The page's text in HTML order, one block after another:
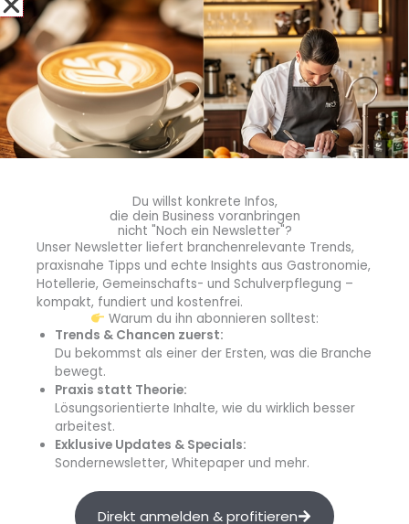
Liebe zur französischen Küche und seine Präzision auf
den Teller – modern interpretiert, aber stets mit Respekt
vor der Tradition.
Quelle: Steigenberger Hotels
Widmann’s
Alb.leben erlebt
Generationswechsel
Im Widmann’s Alb.lebenbeginnt
Du willst konkrete Infos,
die dein Business voranbringen
nicht "Noch ein Newsletter"?
Unser Newsletter liefert branchenrelevante Trends,
praxisnahe Tipps und echte Insights aus Gastronomie,
Hotellerie, Gemeinschafts- und Schulverpflegung –
kompakt, fundiert und kostenfrei.
Warum du ihn abonnieren solltest:
Trends & Chancen zuerst:
Du bekommst als einer der Ersten, was die Branche
bewegt.
Praxis statt Theorie:
Lösungsorientierte Inhalte, wie du wirklich besser
arbeitest.
Exklusive Updates & Specials:
Sondernewsletter, Whitepaper und mehr.
Direkt anmelden & profitieren